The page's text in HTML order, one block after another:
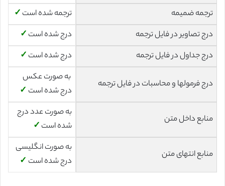
ترجمه ضمیمه
ترجمه شده است ✓
درج تصاویر در فایل ترجمه
درج شده است ✓
درج جداول در فایل ترجمه
درج شده است ✓
درج فرمولها و محاسبات در فایل ترجمه
به صورت عکس
درج شده است ✓
منابع داخل متن
به صورت عدد درج
شده است ✓
منابع انتهای متن
به صورت انگلیسی
درج شده است ✓